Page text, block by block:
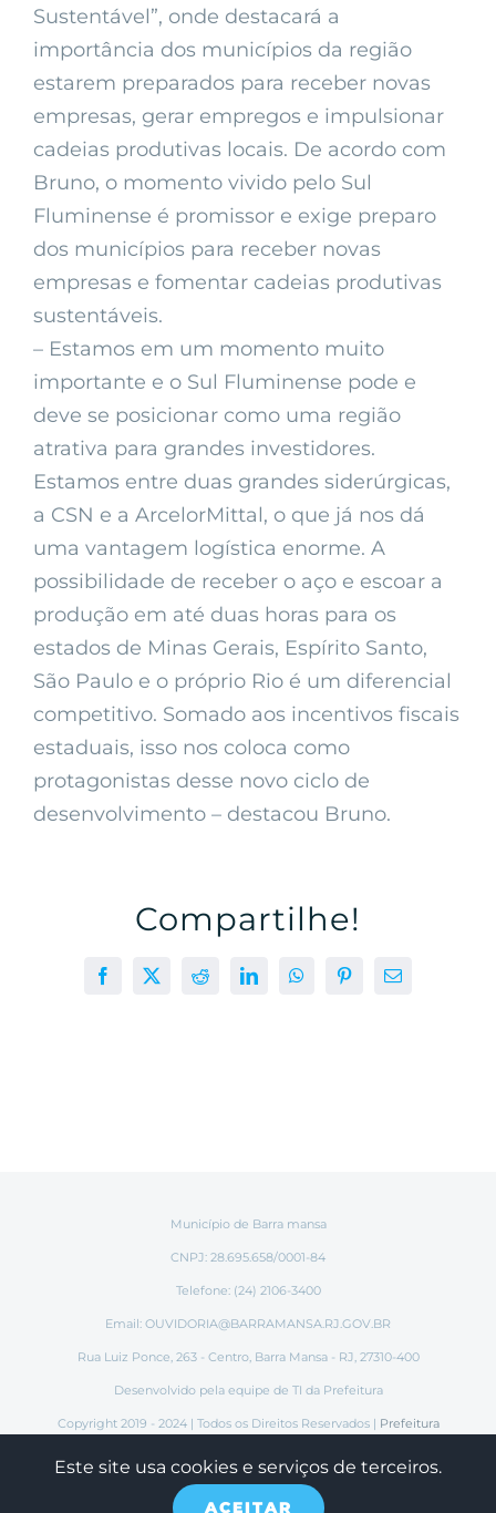
Sustentável”, onde destacará a
importância dos municípios da região
estarem preparados para receber novas
empresas, gerar empregos e impulsionar
cadeias produtivas locais. De acordo com
Bruno, o momento vivido pelo Sul
Fluminense é promissor e exige preparo
dos municípios para receber novas
empresas e fomentar cadeias produtivas
sustentáveis.
– Estamos em um momento muito
importante e o Sul Fluminense pode e
deve se posicionar como uma região
atrativa para grandes investidores.
Estamos entre duas grandes siderúrgicas,
a CSN e a ArcelorMittal, o que já nos dá
uma vantagem logística enorme. A
possibilidade de receber o aço e escoar a
produção em até duas horas para os
estados de Minas Gerais, Espírito Santo,
São Paulo e o próprio Rio é um diferencial
competitivo. Somado aos incentivos fiscais
estaduais, isso nos coloca como
protagonistas desse novo ciclo de
desenvolvimento – destacou Bruno.
Compartilhe!
Facebook
X RedditLinkedInWhatsAppPinterest
E-
Município de Barra mansa
CNPJ: 28.695.658/0001-84
Telefone: (24) 2106-3400
Email: OUVIDORIA@BARRAMANSA.RJ.GOV.BR
Rua Luiz Ponce, 263 - Centro, Barra Mansa - RJ, 27310-400
Desenvolvido pela equipe de TI da Prefeitura
Copyright 2019 - 2024 | Todos os Direitos Reservados | Prefeitura
Municipal de Barra Mansa
Este site usa cookies e serviços de terceiros.
ACEITAR